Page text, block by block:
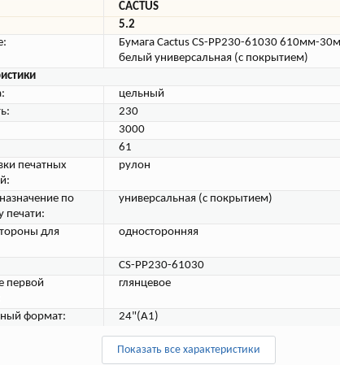
CACTUS
5.2
Бумага Cactus CS-PP230-61030 610мм-
белый универсальная (с покрытием)
цельный
230
3000
61
печатных
рулон
по
печати:
универсальная (с покрытием)
для
односторонняя
CS-PP230-61030
первой
глянцевое
формат: 24"(A1)
Показать все характеристики